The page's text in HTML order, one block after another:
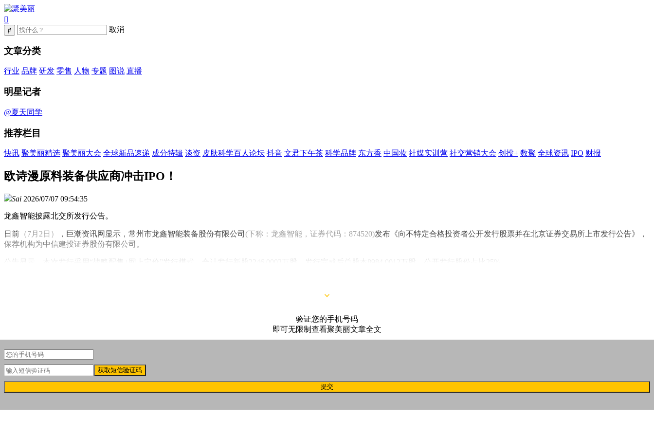
取消
文章分类
行业 品牌 研发 零售 人物 专题 图说 直播
明星记者
@夏天同学
推荐栏目
快讯 聚美丽精选 聚美丽大会 全球新品速递 成分特辑 谈资 皮肤科学百人论坛 抖音 文君下午茶 科学品牌 东方香 中国妆 社媒实训营 社交营销大会 创投+ 数聚 全球资讯 IPO 财报
欧诗漫原料装备供应商冲击IPO！
Sai 2026/07/07 09:54:35
龙鑫智能披露北交所发行公告。
日前 （7月2日） ，巨潮资讯网显示，常州市龙鑫智能装备股份有限公司(下称：龙鑫智能，证券代码：874520)发布《向不特定合格投资者公开发行股票并在北京证券交易所上市发行公告》，
保荐机构为中信建投证券股份有限公司。
公告显示，本次发行采用“战略配售+网上定价”发行模式，合计发行新股2246.0003万股，发行完成后总股本8984.0012万股，公开发行股份占比25%。
验证您的手机号码
即可无限制查看聚美丽文章全文
获取短信验证码
提交